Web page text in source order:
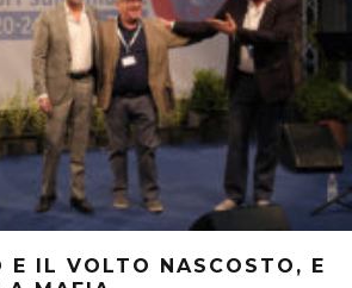
E IL VOLTO NASCOSTO, E